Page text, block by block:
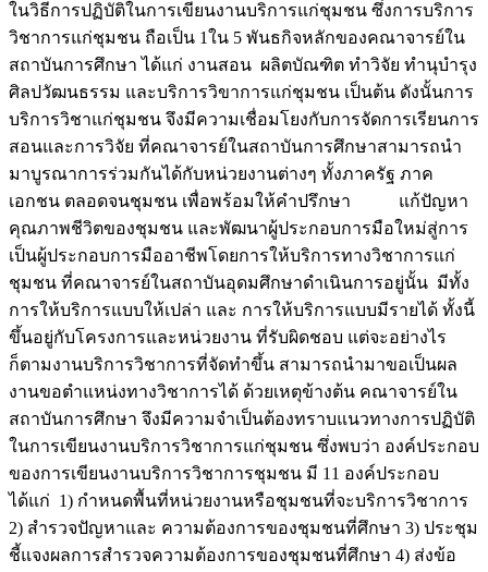
ในวิธีการปฏิบัติในการเขียนงานบริการแก่ชุมชน ซึ่งการบริการ
วิชาการแก่ชุมชน ถือเป็น 1ใน 5 พันธกิจหลักของคณาจารย์ใน
สถาบันการศึกษา ได้แก่ งานสอน ผลิตบัณฑิต ทำวิจัย ทำนุบำรุง
ศิลปวัฒนธรรม และบริการวิขาการแก่ชุมชน เป็นต้น ดังนั้นการ
บริการวิชาแก่ชุมชน จึงมีความเชื่อมโยงกับการจัดการเรียนการ
สอนและการวิจัย ที่คณาจารย์ในสถาบันการศึกษาสามารถนำ
มาบูรณาการร่วมกันได้กับหน่วยงานต่างๆ ทั้งภาครัฐ ภาค
เอกชน ตลอดจนชุมชน เพื่อพร้อมให้คำปรึกษา แก้ปัญหา
คุณภาพชีวิตของชุมชน และพัฒนาผู้ประกอบการมือใหม่สู่การ
เป็นผู้ประกอบการมืออาชีพโดยการให้บริการทางวิชาการแก่
ชุมชน ที่คณาจารย์ในสถาบันอุดมศึกษาดำเนินการอยู่นั้น มีทั้ง
การให้บริการแบบให้เปล่า และ การให้บริการแบบมีรายได้ ทั้งนี้
ขึ้นอยู่กับโครงการและหน่วยงาน ที่รับผิดชอบ แต่จะอย่างไร
ก็ตามงานบริการวิชาการที่จัดทำขึ้น สามารถนำมาขอเป็นผล
งานขอตำแหน่งทางวิชาการได้ ด้วยเหตุข้างต้น คณาจารย์ใน
สถาบันการศึกษา จึงมีความจำเป็นต้องทราบแนวทางการปฏิบัติ
ในการเขียนงานบริการวิชาการแก่ชุมชน ซึ่งพบว่า องค์ประกอบ
ของการเขียนงานบริการวิชาการชุมชน มี 11 องค์ประกอบ
ได้แก่ 1) กำหนดพื้นที่หน่วยงานหรือชุมชนที่จะบริการวิชาการ
2) สำรวจปัญหาและ ความต้องการของชุมชนที่ศึกษา 3) ประชุม
ชี้แจงผลการสำรวจความต้องการของชุมชนที่ศึกษา 4) ส่งข้อ